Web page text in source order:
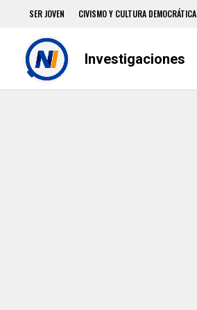
SER JOVEN CIVISMO Y CULTURA DEMOCRÁTICA
Investigaciones